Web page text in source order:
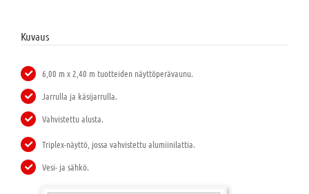
Kuvaus
6,00 m x 2,40 m tuotteiden näyttöperävaunu.
Jarrulla ja käsijarrulla.
Vahvistettu alusta.
Triplex-näyttö, jossa vahvistettu alumiinilattia.
Vesi- ja sähkö.